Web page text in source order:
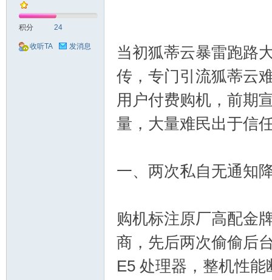
积分 24
收听TA 发消息
当初狐蒂云暴雷跑路
传，专门引流狐蒂云
用户付费购机，前期
量，大量难民出于信
一、两次私自无通知
购机标注原厂高配金
商，先后两次偷偷后
E5 处理器，整机性